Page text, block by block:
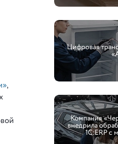
,
Цифровая
Компания
внедрила
1С:ERP с